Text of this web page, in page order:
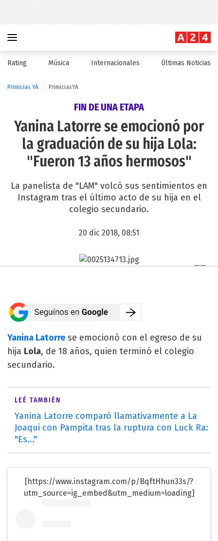
Rating Música Internacionales Últimas Noticias
Primicias YA PrimiciasYA
FIN DE UNA ETAPA
Yanina Latorre se emocionó por
la graduación de su hija Lola:
"Fueron 13 años hermosos"
La panelista de "LAM" volcó sus sentimientos en
Instagram tras el último acto de su hija en el
colegio secundario.
20 dic 2018, 08:51
Yanina Latorre se emocionó con el egreso de su
hija Lola, de 18 años, quien terminó el colegio
secundario.
LEÉ TAMBIÉN
Yanina Latorre comparó llamativamente a La
Joaqui con Pampita tras la ruptura con Luck Ra:
"Es..."
[https://www.instagram.com/p/BqftHhun33s/?
utm_source=ig_embed&utm_medium=loading]